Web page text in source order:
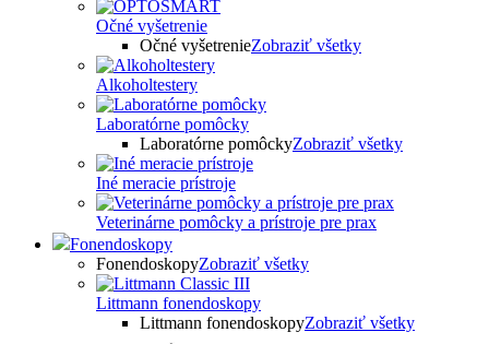
Očné vyšetrenie
Očné vyšetrenieZobraziť všetky
Alkoholtestery
Laboratórne pomôcky
Laboratórne pomôckyZobraziť všetky
Iné meracie prístroje
Veterinárne pomôcky a prístroje pre prax
Fonendoskopy
FonendoskopyZobraziť všetky
Littmann fonendoskopy
Littmann fonendoskopyZobraziť všetky